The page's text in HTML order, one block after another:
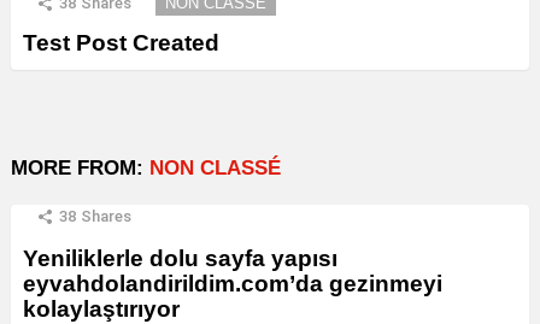
Test Post Created
MORE FROM: NON CLASSÉ
38 Shares
Yeniliklerle dolu sayfa yapısı
eyvahdolandirildim.com’da gezinmeyi
kolaylaştırıyor